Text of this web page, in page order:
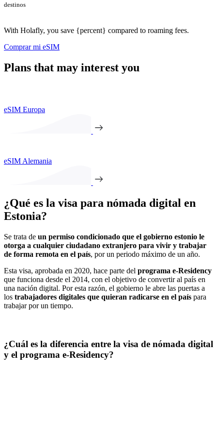
destinos
With Holafly, you save {percent} compared to roaming fees.
Comprar mi eSIM
Plans that may interest you
eSIM Europa
eSIM Alemania
¿Qué es la visa para nómada digital en
Estonia?
Se trata de un permiso condicionado que el gobierno estonio le
otorga a cualquier ciudadano extranjero para vivir y trabajar
de forma remota en el país, por un periodo máximo de un año.
Esta visa, aprobada en 2020, hace parte del programa e-Residency
que funciona desde el 2014, con el objetivo de convertir al país en
una nación digital. Por esta razón, el gobierno le abre las puertas a
los trabajadores digitales que quieran radicarse en el país para
trabajar por un tiempo.
¿Cuál es la diferencia entre la visa de nómada digital
y el programa e-Residency?